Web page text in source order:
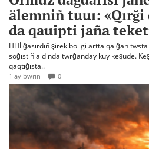
älemniñ tuuı: «Qırği
da qauipti jaña
HHİ ğasırdıñ şirek böligi artta qalğan
soğıstıñ aldında twrğanday küy keşude.
qaqtığısta..
1 ay bwrın 0